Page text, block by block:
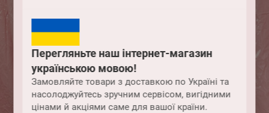
Перегляньте наш інтернет-магазин
українською мовою!
Замовляйте товари з доставкою по Україні та
насолоджуйтесь зручним сервісом, вигідними
цінами й акціями саме для вашої країни.